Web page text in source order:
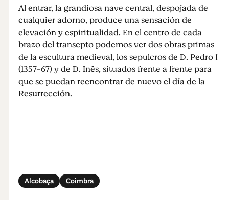
Al entrar, la grandiosa nave central, despojada de
cualquier adorno, produce una sensación de
elevación y espiritualidad. En el centro de cada
brazo del transepto podemos ver dos obras primas
de la escultura medieval, los sepulcros de D. Pedro I
(1357-67) y de D. Inês, situados frente a frente para
que se puedan reencontrar de nuevo el día de la
Resurrección.
Alcobaça Coimbra